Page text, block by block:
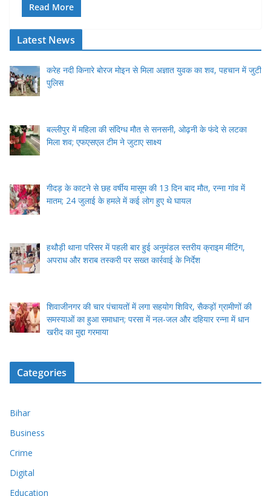
Read More
Latest News
करेह नदी किनारे बोरज मोइन से मिला अज्ञात युवक का शव, पहचान में जुटी
पुलिस
बल्लीपुर में महिला की संदिग्ध मौत से सनसनी, ओढ़नी के फंदे से लटका
मिला शव; एफएसएल टीम ने जुटाए साक्ष्य
गीदड़ के काटने से छह वर्षीय मासूम की 13 दिन बाद मौत, रन्ना गांव में
मातम; 24 जुलाई के हमले में कई लोग हुए थे घायल
हथौड़ी थाना परिसर में पहली बार हुई अनुमंडल स्तरीय क्राइम मीटिंग,
अपराध और शराब तस्करी पर सख्त कार्रवाई के निर्देश
शिवाजीनगर की चार पंचायतों में लगा सहयोग शिविर, सैकड़ों ग्रामीणों की
समस्याओं का हुआ समाधान; परसा में नल-जल और दहियार रन्ना में धान
खरीद का मुद्दा गरमाया
Categories
Bihar
Business
Crime
Digital
Education